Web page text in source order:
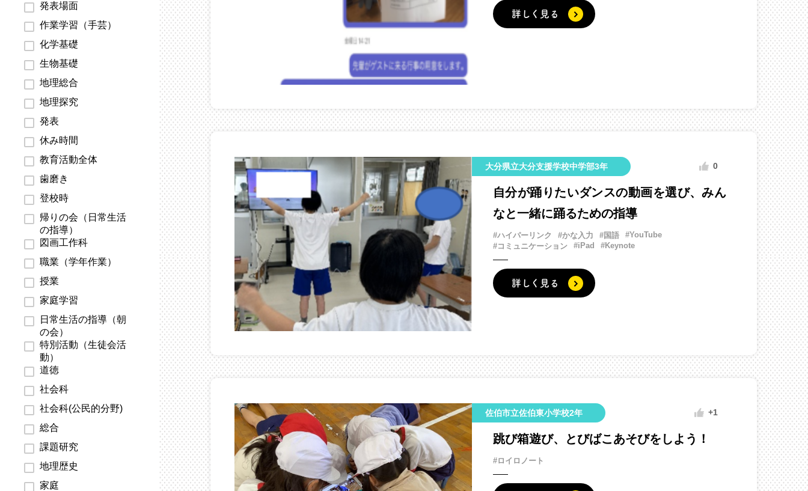
発表場面
作業学習（手芸）
化学基礎
生物基礎
地理総合
地理探究
発表
休み時間
教育活動全体
歯磨き
登校時
帰りの会（日常生活
の指導）
図画工作科
職業（学年作業）
授業
家庭学習
日常生活の指導（朝
の会）
特別活動（生徒会活
動）
道徳
社会科
社会科(公民的分野)
総合
課題研究
地理歴史
家庭
詳しく見る
大分県立大分支援学校中学部3年 0
自分が踊りたいダンスの動画を選び、みん
なと一緒に踊るための指導
#ハイパーリンク #かな入力 #国語
#YouTube
#コミュニケーション
#iPad #Keynote
詳しく見る
佐伯市立佐伯東小学校2年 +1
跳び箱遊び、とびばこあそびをしよう！
#ロイロノート